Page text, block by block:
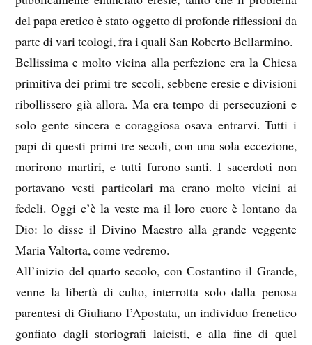
del papa eretico è stato oggetto di profonde riflessioni da
parte di vari teologi, fra i quali San Roberto Bellarmino.
Bellissima e molto vicina alla perfezione era la Chiesa
primitiva dei primi tre secoli, sebbene eresie e divisioni
ribollissero già allora. Ma era tempo di persecuzioni e
solo gente sincera e coraggiosa osava entrarvi. Tutti i
papi di questi primi tre secoli, con una sola eccezione,
morirono martiri, e tutti furono santi. I sacerdoti non
portavano vesti particolari ma erano molto vicini ai
fedeli. Oggi c’è la veste ma il loro cuore è lontano da
Dio: lo disse il Divino Maestro alla grande veggente
Maria Valtorta, come vedremo.
All’inizio del quarto secolo, con Costantino il Grande,
venne la libertà di culto, interrotta solo dalla penosa
parentesi di Giuliano l’Apostata, un individuo frenetico
gonfiato dagli storiografi laicisti, e alla fine di quel